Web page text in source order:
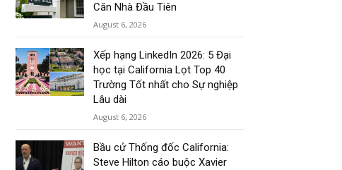
Căn Nhà Đầu Tiên
August 6, 2026
Xếp hạng LinkedIn 2026: 5 Đại
học tại California Lọt Top 40
Trường Tốt nhất cho Sự nghiệp
Lâu dài
August 6, 2026
Bầu cử Thống đốc California:
Steve Hilton cáo buộc Xavier